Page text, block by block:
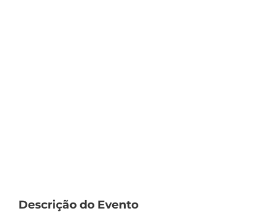
Descrição do Evento